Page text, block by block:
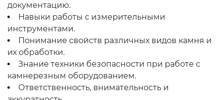
документацию.
Навыки работы с измерительными
инструментами.
Понимание свойств различных видов камня и
их обработки.
Знание техники безопасности при работе с
камнерезным оборудованием.
Ответственность, внимательность и